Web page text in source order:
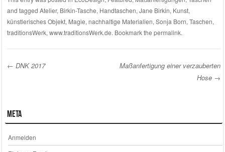
and tagged Atelier, Birkin-Tasche, Handtaschen, Jane Birkin, Kunst,
künstlerisches Objekt, Magie, nachhaltige Materialien, Sonja Born, Taschen,
traditionsWerk, www.traditionsWerk.de. Bookmark the permalink.
← DNK 2017
Maßanfertigung einer verzauberten
Hose →
Meta
Anmelden